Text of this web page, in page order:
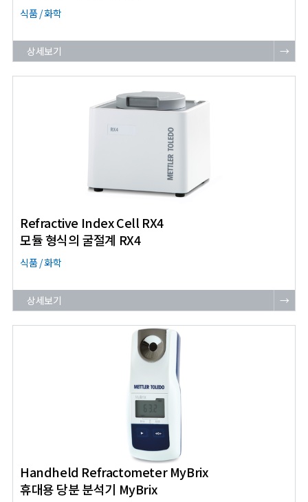
식품 / 화학
상세보기 →
Refractive Index Cell RX4
모듈 형식의 굴절계 RX4
식품 / 화학
상세보기 →
Handheld Refractometer MyBrix
휴대용 당분 분석기 MyBrix